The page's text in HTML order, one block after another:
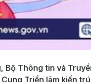
Thông tin và
Triển lãm kiến